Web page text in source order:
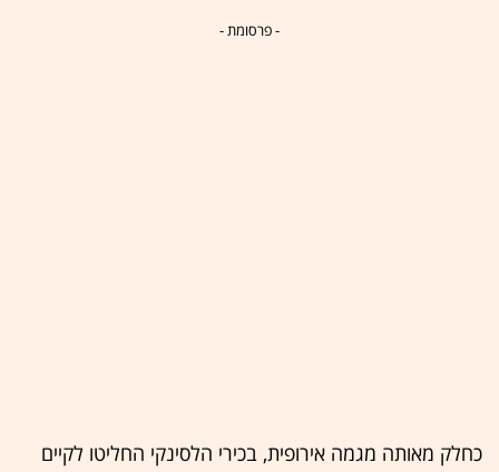
- פרסומת -
כחלק מאותה מגמה אירופית, בכירי הלסינקי החליטו לקיים